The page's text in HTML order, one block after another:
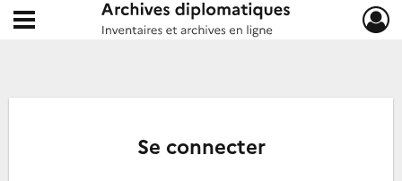
Archives diplomatiques
Ouvrir le menu déroulant
Se connecter